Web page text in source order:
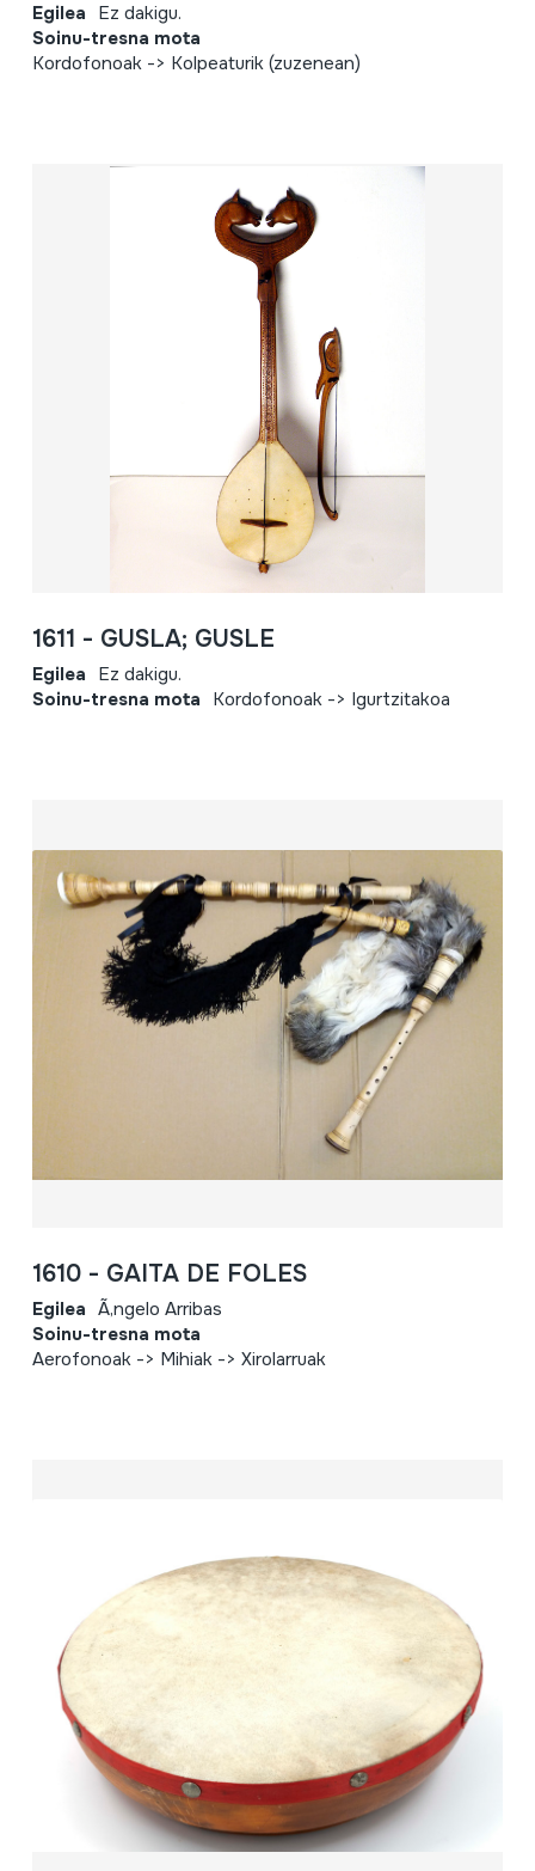
Egilea Ez dakigu.
Soinu-tresna mota
Kordofonoak -> Kolpeaturik (zuzenean)
1611 - GUSLA; GUSLE
Egilea Ez dakigu.
Soinu-tresna mota Kordofonoak -> Igurtzitakoa
1610 - GAITA DE FOLES
Egilea Ã‚ngelo Arribas
Soinu-tresna mota
Aerofonoak -> Mihiak -> Xirolarruak